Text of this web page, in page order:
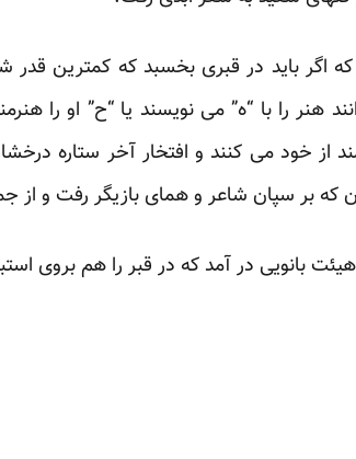
باید در قبری بخسبد که کمترین قدر
هنر را با “ه” می نویسند یا “ح” او را
از خود می کنند و افتخار آخر ستاره
که بر سپان شاعر و همای بازیگر رفت و از
بانویی در آمد که در قبر را هم بروی